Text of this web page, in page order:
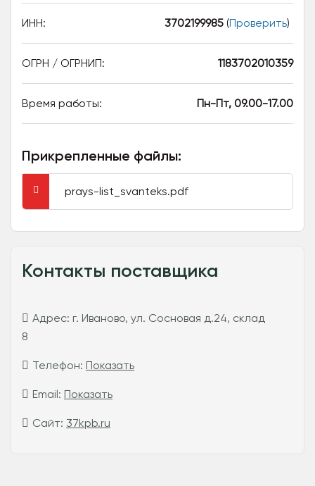
ИНН: 3702199985 (Проверить)
ОГРН / ОГРНИП: 1183702010359
Время работы: Пн-Пт, 09.00-17.00
Прикрепленные файлы:
prays-list_svanteks.pdf
Контакты поставщика
Адрес: г. Иваново, ул. Сосновая д.24, склад
8
Телефон: Показать
Email: Показать
Сайт: 37kpb.ru